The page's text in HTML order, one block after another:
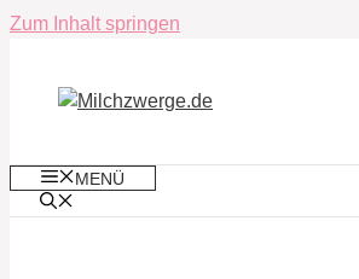
Zum Inhalt springen
MENÜ